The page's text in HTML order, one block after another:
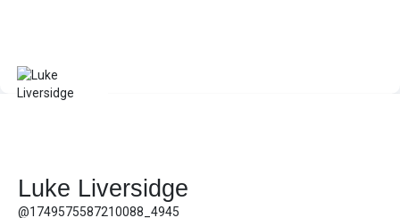
Luke Liversidge
@1749575587210088_4945